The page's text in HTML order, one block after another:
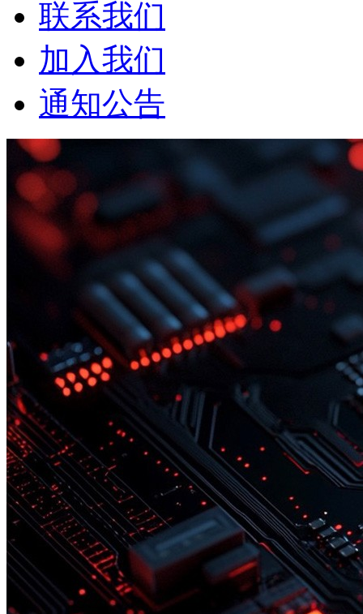
联系我们
加入我们
通知公告